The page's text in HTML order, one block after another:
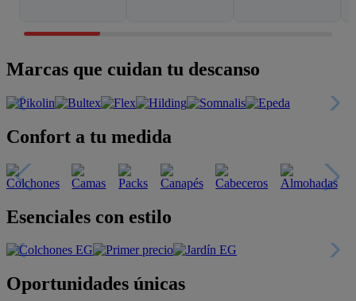
Marcas que cuidan tu descanso
Confort a tu medida
Esenciales con estilo
Oportunidades únicas